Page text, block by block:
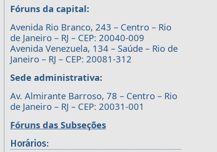
Fóruns da capital:
Avenida Rio Branco, 243 – Centro – Rio
de Janeiro – RJ – CEP: 20040-009
Avenida Venezuela, 134 – Saúde – Rio de
Janeiro – RJ – CEP: 20081-312
Sede administrativa:
Av. Almirante Barroso, 78 – Centro – Rio
de Janeiro – RJ – CEP: 20031-001
Fóruns das Subseções
Horários: